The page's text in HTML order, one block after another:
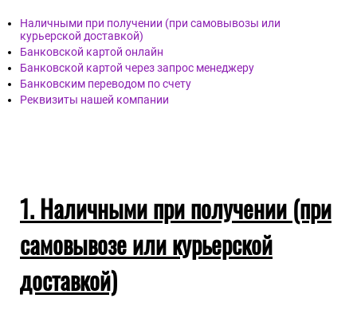
Наличными при получении (при самовывозы или
курьерской доставкой)
Банковской картой онлайн
Банковской картой через запрос менеджеру
Банковским переводом по счету
Реквизиты нашей компании
1. Наличными при получении (при
самовывозе или курьерской
доставкой)